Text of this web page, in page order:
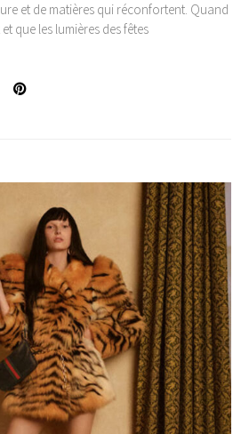
et de matières qui réconfortent. Quand
que les lumières des fêtes